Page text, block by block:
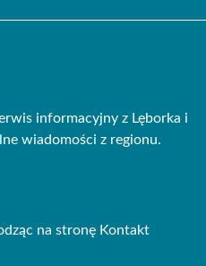
informacyjny z Lęborka i
wiadomości z regionu.
na stronę Kontakt